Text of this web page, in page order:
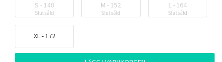
S - 140
Slutsåld
M - 152
Slutsåld
L - 164
Slutsåld
XL - 172